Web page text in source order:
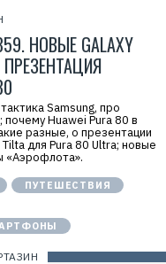
НОВЫЕ GALAXY
ПРЕЗЕНТАЦИЯ
Samsung, про
почему Huawei Pura 80 в
разные, о презентации
для Pura 80 Ultra; новые
«Аэрофлота».
ПУТЕШЕСТВИЯ